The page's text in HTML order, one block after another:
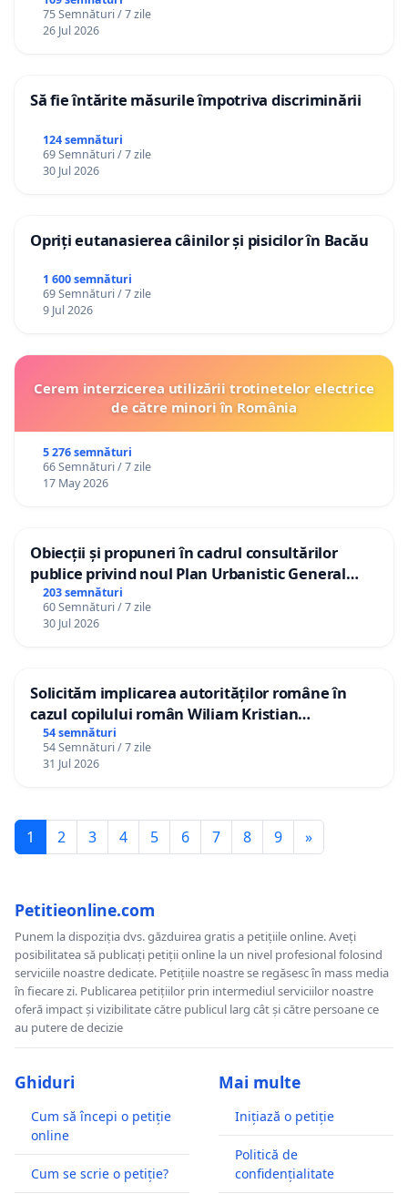
75 Semnături / 7 zile
26 Jul 2026
Să fie întărite măsurile împotriva discriminării
124 semnături
69 Semnături / 7 zile
30 Jul 2026
Opriți eutanasierea câinilor și pisicilor în Bacău
1 600 semnături
69 Semnături / 7 zile
9 Jul 2026
Cerem interzicerea utilizării trotinetelor electrice
de către minori în România
5 276 semnături
66 Semnături / 7 zile
17 May 2026
Obiecții și propuneri în cadrul consultărilor
publice privind noul Plan Urbanistic General
(PUG) Ialoveni
203 semnături
60 Semnături / 7 zile
30 Jul 2026
Solicităm implicarea autorităților române în
cazul copilului român Wiliam Kristian
Gheorghe, aflat în plasament în Danemarca de
12 ani
54 semnături
54 Semnături / 7 zile
31 Jul 2026
1 2 3 4 5 6 7 8 9 »
Petitieonline.com
Punem la dispoziția dvs. găzduirea gratis a petițiile online. Aveți
posibilitatea să publicați petiții online la un nivel profesional folosind
serviciile noastre dedicate. Petițiile noastre se regăsesc în mass media
în fiecare zi. Publicarea petițiilor prin intermediul serviciilor noastre
oferă impact și vizibilitate către publicul larg cât și către persoane ce
au putere de decizie
Ghiduri
Cum să începi o petiție
online
Cum se scrie o petiție?
Mai multe
Inițiază o petiție
Politică de
confidențialitate